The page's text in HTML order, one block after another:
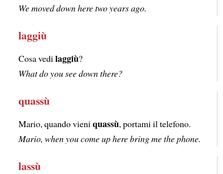
We moved down here two years ago.
laggiù
Cosa vedilaggiù?
What do you see down there?
quassù
Mario, quando vieniquassù, portami il telefono.
Mario, when you come up here bring me the phone.
lassù